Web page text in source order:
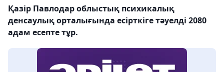
Қазір Павлодар облыстық психикалық
денсаулық орталығында есірткіге тәуелді 2080
адам есепте тұр.